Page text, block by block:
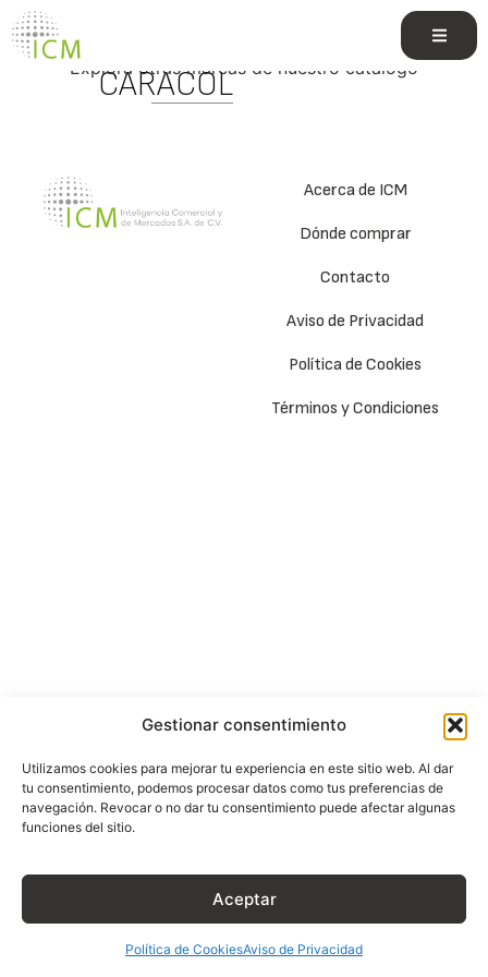
Gestionar consentimiento
Utilizamos cookies para mejorar tu experiencia en este sitio web. Al dar
tu consentimiento, podemos procesar datos como tus preferencias de
navegación. Revocar o no dar tu consentimiento puede afectar algunas
funciones del sitio.
Aceptar
Política de CookiesAviso de Privacidad
CARACOL
Explora otras marcas de nuestro catálogo
Acerca de ICM
Dónde comprar
Contacto
Aviso de Privacidad
Política de Cookies
Términos y Condiciones